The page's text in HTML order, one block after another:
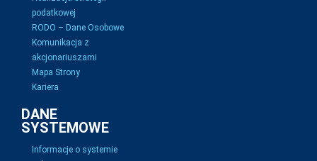
podatkowej
RODO – Dane Osobowe
Komunikacja z
akcjonariuszami
Mapa Strony
Kariera
DANE
SYSTEMOWE
Informacje o systemie